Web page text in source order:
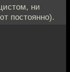
ни
постоянно).